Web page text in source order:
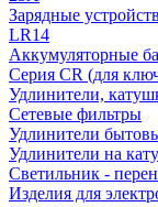
Зарядные
LR14
Аккумуляторные
Серия CR (для
Удлинители,
Сетевые фильтры
Удлинители
Удлинители на
Светильник -
Изделия для